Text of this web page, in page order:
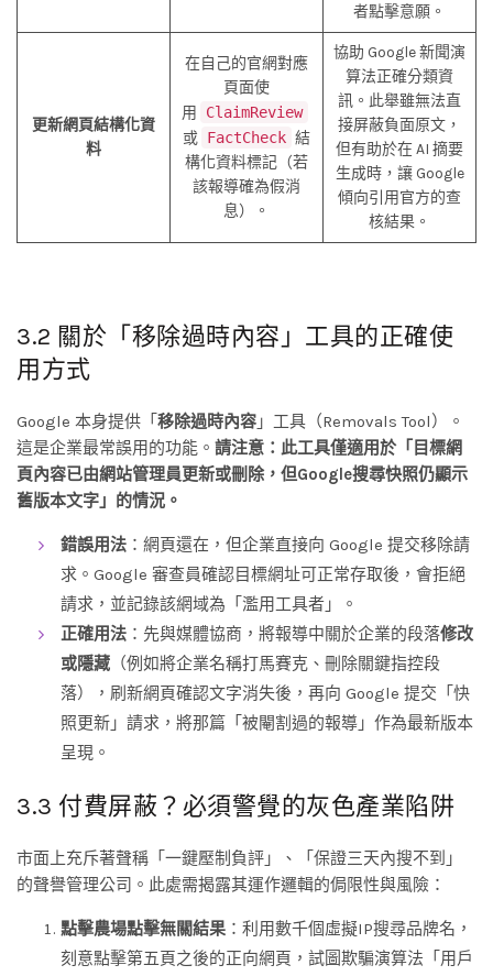
者點擊意願。
更新網頁結構化資
料
在自己的官網對應
頁面使
用
ClaimReview
或 FactCheck 結
構化資料標記（若
該報導確為假消
息）。
協助 Google 新聞演
算法正確分類資
訊。此舉雖無法直
接屏蔽負面原文，
但有助於在 AI 摘要
生成時，讓 Google
傾向引用官方的查
核結果。
3.2 關於「移除過時內容」工具的正確使
用方式
Google 本身提供「 移除過時內容 」工具（Removals Tool）。
這是企業最常誤用的功能。 請注意：此工具僅適用於「目標網
頁內容已由網站管理員更新或刪除，但Google搜尋快照仍顯示
舊版本文字」的情況。
錯誤用法 ：網頁還在，但企業直接向 Google 提交移除請
求。Google 審查員確認目標網址可正常存取後，會拒絕
請求，並記錄該網域為「濫用工具者」。
正確用法 ：先與媒體協商，將報導中關於企業的段落修改
或隱藏 （例如將企業名稱打馬賽克、刪除關鍵指控段
落），刷新網頁確認文字消失後，再向 Google 提交「快
照更新」請求，將那篇「被閹割過的報導」作為最新版本
呈現。
3.3 付費屏蔽？必須警覺的灰色產業陷阱
市面上充斥著聲稱「一鍵壓制負評」、「保證三天內搜不到」
的聲譽管理公司。此處需揭露其運作邏輯的侷限性與風險：
點擊農場點擊無關結果 ：利用數千個虛擬IP搜尋品牌名，
刻意點擊第五頁之後的正向網頁，試圖欺騙演算法「用戶